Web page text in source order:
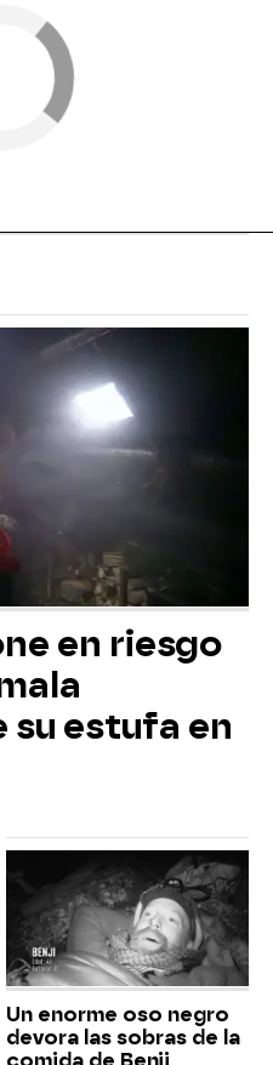
en riesgo
estufa en
Un enorme oso negro
devora las sobras de la